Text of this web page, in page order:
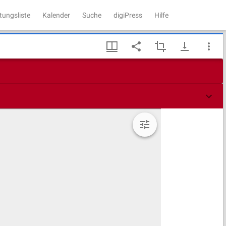
Kalender Suche digiPress Hilfe